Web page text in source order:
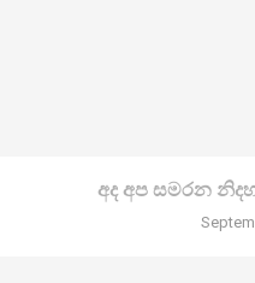
අද අප සමරන